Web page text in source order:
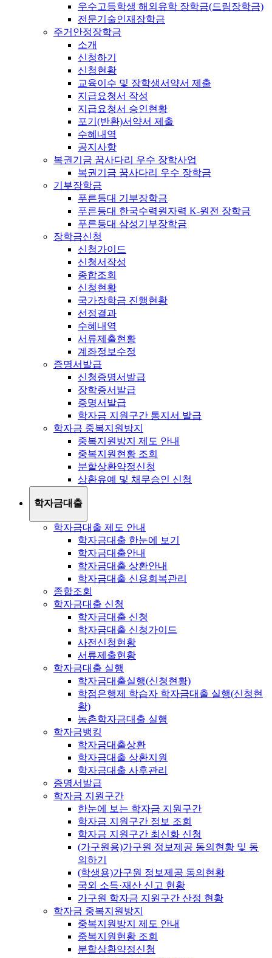
우수고등학생 해외유학 장학금(드림장학금)
전문기술인재장학금
주거안정장학금
소개
신청하기
신청현황
교육이수 및 장학생서약서 제출
지급요청서 작성
지급요청서 승인현황
포기(반환)서약서 제출
수혜내역
공지사항
복권기금 꿈사다리 우수 장학사업
복권기금 꿈사다리 우수 장학금
기부장학금
푸른등대 기부장학금
푸른등대 한국수력원자력 K-원전 장학금
푸른등대 삼성기부장학금
장학금신청
신청가이드
신청서작성
종합조회
신청현황
국가장학금 진행현황
선정결과
수혜내역
서류제출현황
계좌정보수정
증명서발급
신청증명서발급
장학증서발급
증명서발급
학자금 지원구간 통지서 발급
학자금 중복지원방지
중복지원방지 제도 안내
중복지원현황 조회
분할상환약정신청
상환유예 및 채무승인 신청
학자금대출
학자금대출 제도 안내
학자금대출 한눈에 보기
학자금대출안내
학자금대출 상환안내
학자금대출 신용회복관리
종합조회
학자금대출 신청
학자금대출 신청
학자금대출 신청가이드
사전신청현황
서류제출현황
학자금대출 실행
학자금대출실행(신청현황)
학점은행제 학습자 학자금대출 실행(신청현
황)
농촌학자금대출 실행
학자금뱅킹
학자금대출상환
학자금대출 상환지원
학자금대출 사후관리
증명서발급
학자금 지원구간
한눈에 보는 학자금 지원구간
학자금 지원구간 정보 조회
학자금 지원구간 최신화 신청
(가구원용)가구원 정보제공 동의현황 및 동
의하기
(학생용)가구원 정보제공 동의현황
국외 소득·재산 신고 현황
가구원 학자금 지원구간 산정 현황
학자금 중복지원방지
중복지원방지 제도 안내
중복지원현황 조회
분할상환약정신청